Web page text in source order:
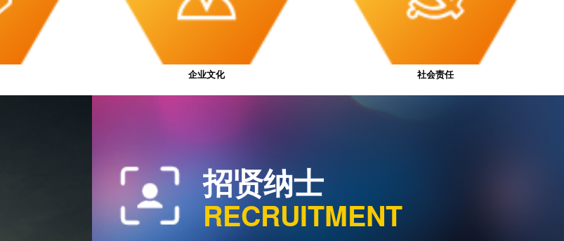
企业文化 社会责任
招贤纳士
RECRUITMENT